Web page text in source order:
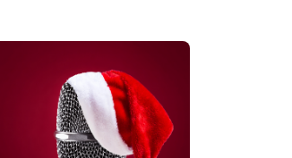
Europese link.
'Rechter tussen twee
van Ivan Klíma,
voor de Europese